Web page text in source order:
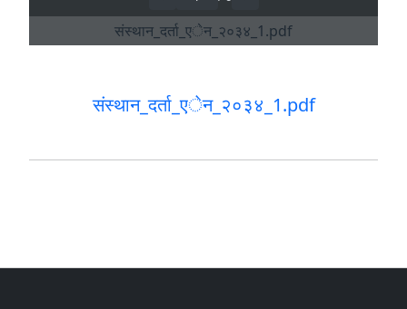
संस्थान_दर्ता_एेन_२०३४_1.pdf